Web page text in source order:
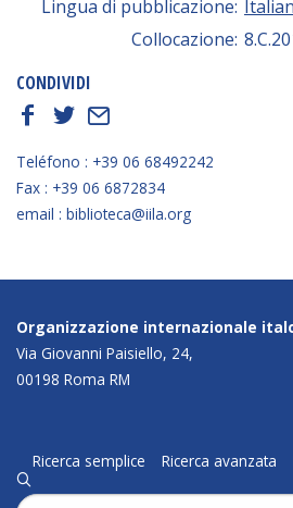
Lingua di pubblicazione:
Collocazione:
CONDIVIDI
f
t E
Teléfono : +39 06 68492242
Fax : +39 06 6872834
email : biblioteca@iila.org
Organizzazione internazionale
Via Giovanni Paisiello, 24,
00198 Roma RM
Ricerca semplice Ricerca avanzata
q